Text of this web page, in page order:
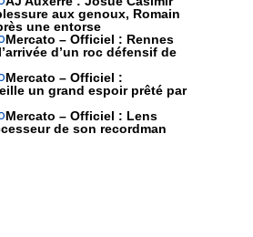
aux genoux, Romain
une entorse
Mercato – Officiel : Rennes
d’un roc défensif de
Mercato – Officiel :
un grand espoir prêté par
Mercato – Officiel : Lens
de son recordman